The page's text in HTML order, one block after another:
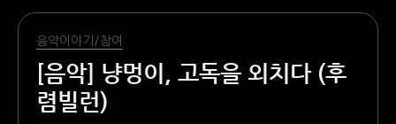
음악이야기/참여
[음악] 냥멍이, 고독을 외치다 (후
렴빌런)